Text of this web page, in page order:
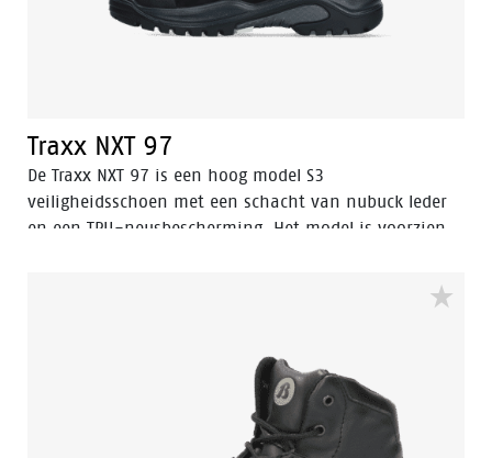
Traxx NXT 97
De Traxx NXT 97 is een hoog model S3
veiligheidsschoen met een schacht van nubuck leder
en een TPU-neusbescherming. Het model is voorzien
uitgerust met een SRC gecertificeerde QuattroTech®-
TPU-zool die niet alleen erg flexibel is, maar ook veel
demping en schokabsorptie biedt. Met Traxx ben je
verzekerd van een perfecte pasvorm, ultiem comfort,